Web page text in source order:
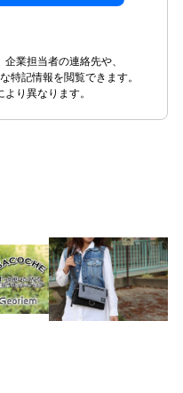
業担当者の連絡先や、
特記情報を閲覧できます。
り異なります。